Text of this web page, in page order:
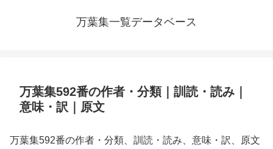
万葉集一覧データベース
万葉集592番の作者・分類｜訓読・読み｜
意味・訳｜原文
万葉集592番の作者・分類、訓読・読み、意味・訳、原文